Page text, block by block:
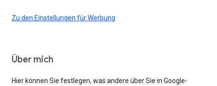
Zu den Einstellungen für Werbung
Über mich
Hier können Sie festlegen, was andere über Sie in Google-